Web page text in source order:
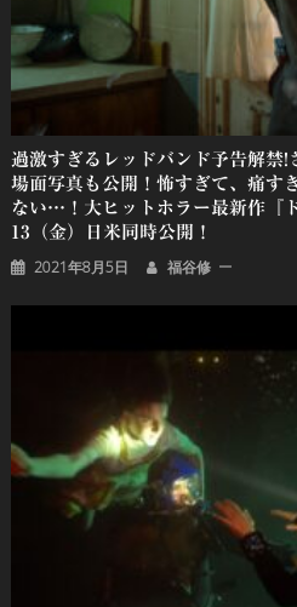
ン
過激すぎるレッドバンド予告解禁!
場面写真も公開！怖すぎて、痛す
ない…！大ヒットホラー最新作『
13（金）日米同時公開！
2021年8月5日 福谷修